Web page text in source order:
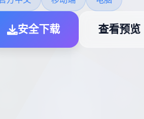
安全下载 查看预览